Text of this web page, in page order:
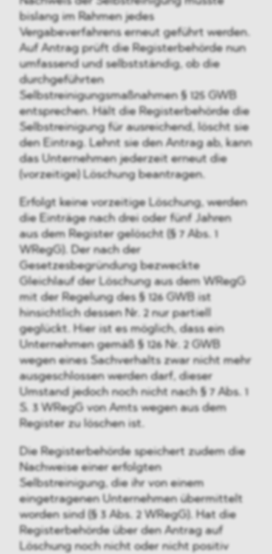
bislang im Rahmen jedes
Vergabeverfahrens erneut geführt werden.
Auf Antrag prüft die Registerbehörde nun
umfassend und selbstständig, ob die
durchgeführten
Selbstreinigungsmaßnahmen § 125 GWB
entsprechen. Hält die Registerbehörde die
Selbstreinigung für ausreichend, löscht sie
den Eintrag. Lehnt sie den Antrag ab, kann
das Unternehmen jederzeit erneut die
(vorzeitige) Löschung beantragen.
Erfolgt keine vorzeitige Löschung, werden
die Einträge nach drei oder fünf Jahren
aus dem Register gelöscht (§ 7 Abs. 1
WRegG). Der nach der
Gesetzesbegründung bezweckte
Gleichlauf der Löschung aus dem WRegG
mit der Regelung des § 126 GWB ist
hinsichtlich dessen Nr. 2 nur partiell
geglückt. Hier ist es möglich, dass ein
Unternehmen gemäß § 126 Nr. 2 GWB
wegen eines Sachverhalts zwar nicht mehr
ausgeschlossen werden darf, dieser
Umstand jedoch noch nicht nach § 7 Abs. 1
S. 3 WRegG von Amts wegen aus dem
Register zu löschen ist.
Die Registerbehörde speichert zudem die
Nachweise einer erfolgten
Selbstreinigung, die ihr von einem
eingetragenen Unternehmen übermittelt
worden sind (§ 3 Abs. 2 WRegG). Hat die
Registerbehörde über den Antrag auf
Löschung noch nicht oder nicht positiv